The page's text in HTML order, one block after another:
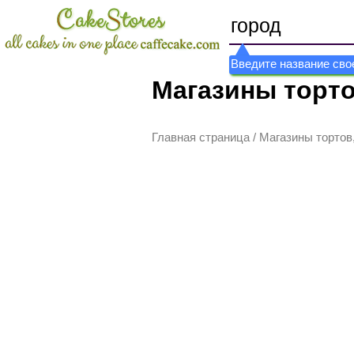
Введите название
Магазины
Главная страница / Магазины